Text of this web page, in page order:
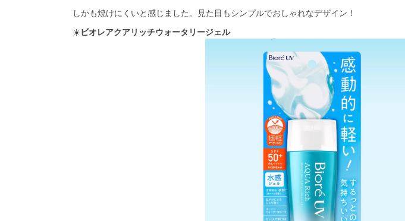
しかも焼けにくいと感じました。見た目もシンプルでおしゃれなデザイン！
☀️ビオレアクアリッチウォータリージェル